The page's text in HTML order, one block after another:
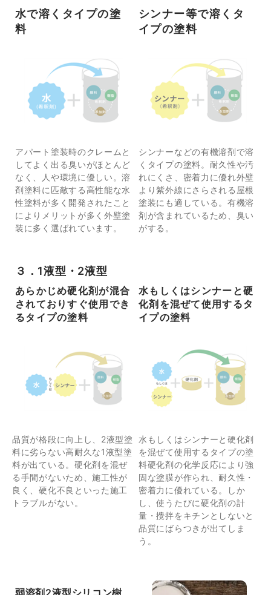
水で溶くタイプの塗
料
アパート塗装時のクレームと
してよく出る臭いがほとんど
なく、人や環境に優しい。溶
剤塗料に匹敵する高性能な水
性塗料が多く開発されたこと
によりメリットが多く外壁塗
装に多く選ばれています。
シンナー等で溶くタ
イプの塗料
シンナーなどの有機溶剤で溶
くタイプの塗料。耐久性や汚
れにくさ、密着力に優れ外壁
より紫外線にさらされる屋根
塗装にも適している。有機溶
剤が含まれているため、臭い
がする。
３．1液型・2液型
あらかじめ硬化剤が混合
されておりすぐ使用でき
るタイプの塗料
品質が格段に向上し、2液型塗
料に劣らない高耐久な1液型塗
料が出ている。硬化剤を混ぜ
る手間がないため、施工性が
良く、硬化不良といった施工
トラブルがない。
水もしくはシンナーと硬
化剤を混ぜて使用するタ
イプの塗料
水もしくはシンナーと硬化剤
を混ぜて使用するタイプの塗
料硬化剤の化学反応により強
固な塗膜が作られ、耐久性・
密着力に優れている。しか
し、使うたびに硬化剤の計
量・攪拌をキチンとしないと
品質にばらつきが出てしま
う。
弱溶剤2液型シリコン樹